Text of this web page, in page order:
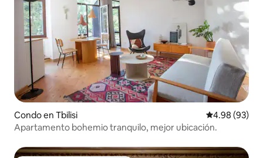
Condo en Tbilisi Calificación
4.98 (93)
Apartamento bohemio tranquilo, mejor ubicación.